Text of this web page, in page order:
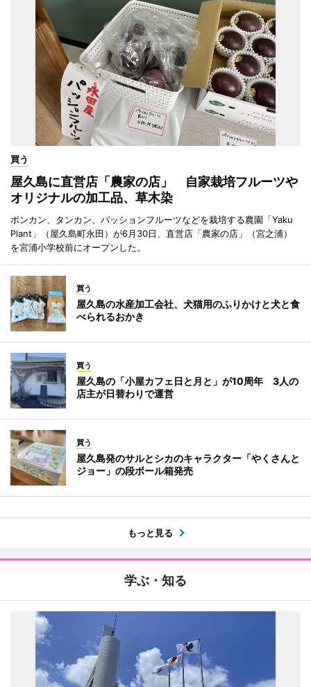
買う
屋久島に直営店「農家の店」 自家栽培フルーツや
オリジナルの加工品、草木染
ポンカン、タンカン、パッションフルーツなどを栽培する農園「Yaku
Plant」（屋久島町永田）が6月30日、直営店「農家の店」（宮之浦）
を宮浦小学校前にオープンした。
買う
屋久島の水産加工会社、犬猫用のふりかけと犬と食
べられるおかき
買う
屋久島の「小屋カフェ日と月と」が10周年 3人の
店主が日替わりで運営
買う
屋久島発のサルとシカのキャラクター「やくさんと
ジョー」の段ボール箱発売
もっと見る
学ぶ・知る